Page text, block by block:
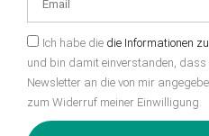
Ich habe die die Informationen
und bin damit einverstanden, dass
Newsletter an die von mir
zum Widerruf meiner Einwilligung.